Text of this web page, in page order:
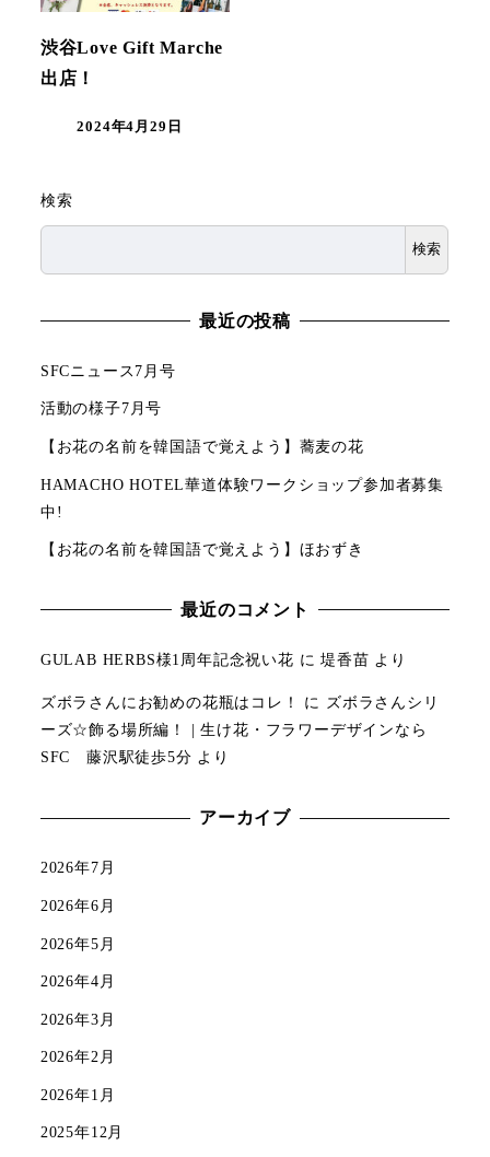
渋谷Love Gift Marche
出店！
2024年4月29日
検索
検索
最近の投稿
SFCニュース7月号
活動の様子7月号
【お花の名前を韓国語で覚えよう】蕎麦の花
HAMACHO HOTEL華道体験ワークショップ参加者募集
中!
【お花の名前を韓国語で覚えよう】ほおずき
最近のコメント
GULAB HERBS様1周年記念祝い花 に堤香苗 より
ズボラさんにお勧めの花瓶はコレ！ に ズボラさんシリ
ーズ☆飾る場所編！ | 生け花・フラワーデザインなら
SFC 藤沢駅徒歩5分 より
アーカイブ
2026年7月
2026年6月
2026年5月
2026年4月
2026年3月
2026年2月
2026年1月
2025年12月